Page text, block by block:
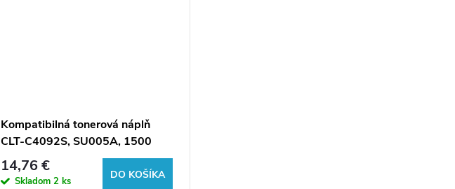
Kompatibilná tonerová náplň
CLT-C4092S, SU005A, 1500
listov pre tlačiarne Samsung
14,76 €
Skladom 2 ks
DO KOŠÍKA